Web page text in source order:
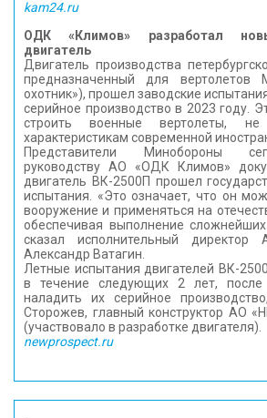
kam24.ru
ОДК «Климов» разработал
двигатель
Двигатель производства
предназначенный для вертолетов
охотник»), прошел заводские
серийное производство в 2023 году.
строить военные вертолеты,
характеристикам современной
Представители Минобороны
руководству АО «ОДК Климов»
двигатель ВК-2500П прошел
испытания. «Это означает, что он
вооружение и применяться на
обеспечивая выполнение
сказал исполнительный
Александр Ватагин.
Летные испытания двигателей ВК-
в течение следующих 2 лет, после
наладить их серийное
Сторожев, главный конструктор АО
(участвовало в разработке двигателя).
newprospect.ru